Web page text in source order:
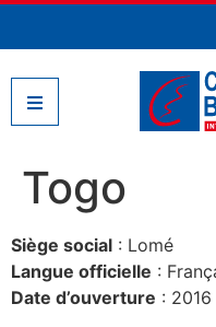
Togo
Siège social : Lomé
Langue officielle :
Date d’ouverture : 2016